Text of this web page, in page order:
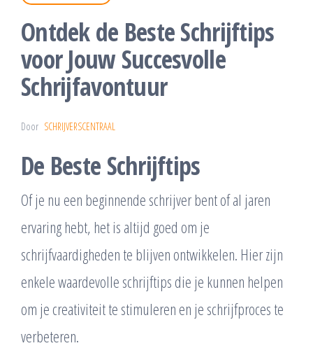
Ontdek de Beste Schrijftips
voor Jouw Succesvolle
Schrijfavontuur
Door SCHRIJVERSCENTRAAL
De Beste Schrijftips
Of je nu een beginnende schrijver bent of al jaren
ervaring hebt, het is altijd goed om je
schrijfvaardigheden te blijven ontwikkelen. Hier zijn
enkele waardevolle schrijftips die je kunnen helpen
om je creativiteit te stimuleren en je schrijfproces te
verbeteren.